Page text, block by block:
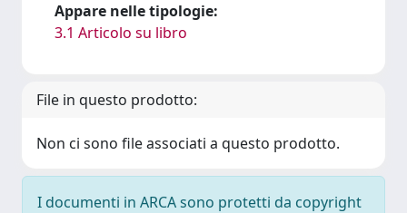
Appare nelle tipologie:
3.1 Articolo su libro
File in questo prodotto:
Non ci sono file associati a questo prodotto.
I documenti in ARCA sono protetti da copyright